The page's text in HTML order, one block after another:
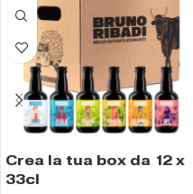
Crea la tua box da 12 x
33cl